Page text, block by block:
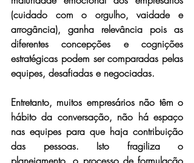
(cuidado com o orgulho, vaidade e
arrogância), ganha relevância pois as
diferentes concepções e cognições
estratégicas podem ser comparadas pelas
equipes, desafiadas e negociadas.
Entretanto, muitos empresários não têm o
hábito da conversação, não há espaço
nas equipes para que haja contribuição
das pessoas. Isto fragiliza o